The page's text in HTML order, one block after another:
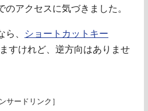
のアクセスに気づきました。
、
ショートカットキー
すけれど、逆方向はありませ
サードリンク］